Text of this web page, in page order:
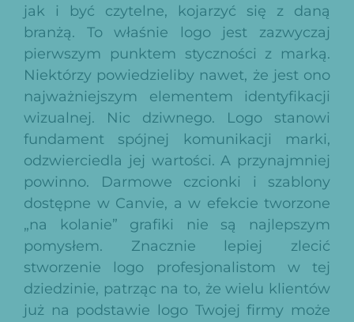
jak i być czytelne, kojarzyć się z daną
branżą. To właśnie logo jest zazwyczaj
pierwszym punktem styczności z marką.
Niektórzy powiedzieliby nawet, że jest ono
najważniejszym elementem identyfikacji
wizualnej. Nic dziwnego. Logo stanowi
fundament spójnej komunikacji marki,
odzwierciedla jej wartości. A przynajmniej
powinno. Darmowe czcionki i szablony
dostępne w Canvie, a w efekcie tworzone
„na kolanie” grafiki nie są najlepszym
pomysłem. Znacznie lepiej zlecić
stworzenie logo profesjonalistom w tej
dziedzinie, patrząc na to, że wielu klientów
już na podstawie logo Twojej firmy może